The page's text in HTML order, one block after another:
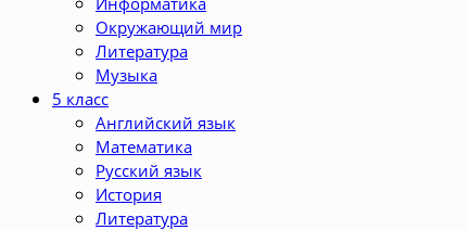
Окружающий мир
Литература
Музыка
5 класс
Английский язык
Математика
Русский язык
История
Литература